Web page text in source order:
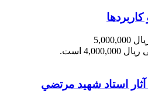
قیمت اصلی ریال 5,000,000
است.
استاد شهيد مرتضي